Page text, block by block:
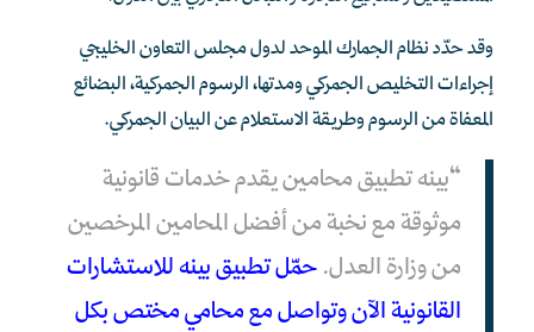
وقد حدّد نظام الجمارك الموحد لدول مجلس التعاون الخليجي
إجراءات التخليص الجمركي ومدتها، الرسوم الجمركية، البضائع
المعفاة من الرسوم وطريقة الاستعلام عن البيان الجمركي.
“بينه تطبيق محامين يقدم خدمات قانونية
موثوقة مع نخبة من أفضل المحامين المرخصين
من وزارة العدل. حمّل تطبيق بينه للاستشارات
القانونية الآن وتواصل مع محامي مختص بكل